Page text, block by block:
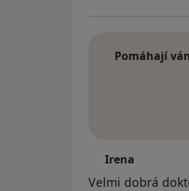
Pomáhají
Irena
Velmi dobrá